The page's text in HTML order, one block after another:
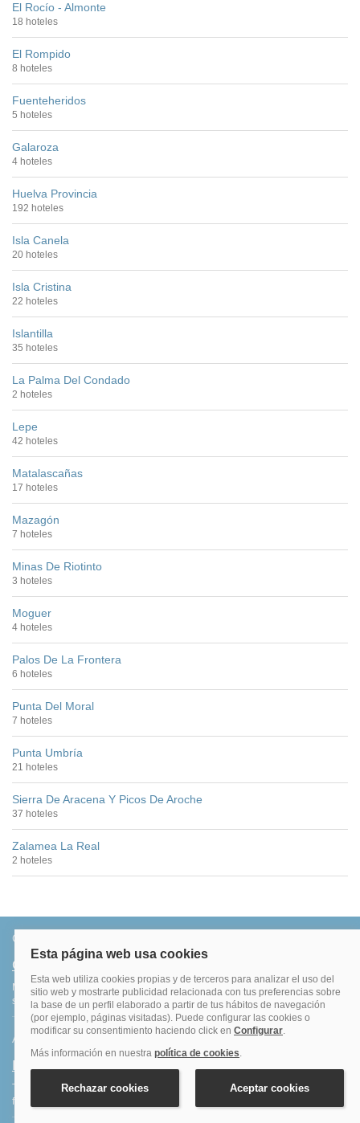
El Rocío - Almonte
18 hoteles
El Rompido
8 hoteles
Fuenteheridos
5 hoteles
Galaroza
4 hoteles
Huelva Provincia
192 hoteles
Isla Canela
20 hoteles
Isla Cristina
22 hoteles
Islantilla
35 hoteles
La Palma Del Condado
2 hoteles
Lepe
42 hoteles
Matalascañas
17 hoteles
Mazagón
7 hoteles
Minas De Riotinto
3 hoteles
Moguer
4 hoteles
Palos De La Frontera
6 hoteles
Punta Del Moral
7 hoteles
Punta Umbría
21 hoteles
Sierra De Aracena Y Picos De Aroche
37 hoteles
Zalamea La Real
2 hoteles
Conócenos
Quiénes somos
Más de 500.000 clientes satisfechos. Confirmación inmediata, total
seguridad y garantía. Sin sorpresas.
Ahorro
Fidelización
Tenemos el programa que te da más saldo por todas tus reservas
finalizadas. Consigue más por lo que ya haces: ¡viajar!